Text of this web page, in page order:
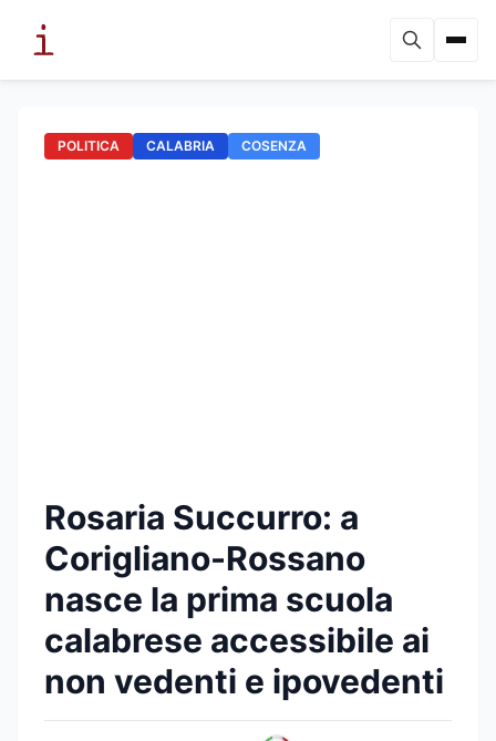
POLITICA CALABRIA COSENZA
Rosaria Succurro: a
Corigliano-Rossano
nasce la prima scuola
calabrese accessibile ai
non vedenti e ipovedenti